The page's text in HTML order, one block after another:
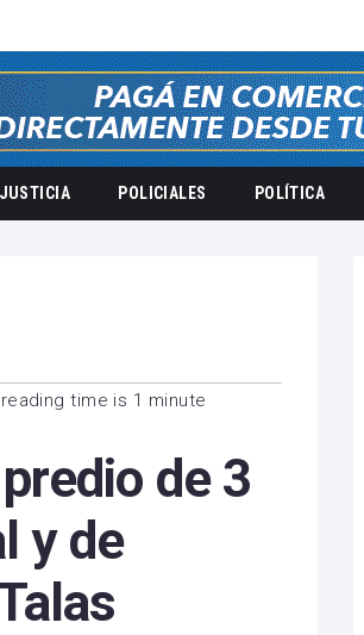
JUSTICIA POLICIALES POLÍTICA
time is 1 minute
de 3
y de